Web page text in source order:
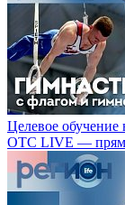
Целевое
ОТС LIVE —